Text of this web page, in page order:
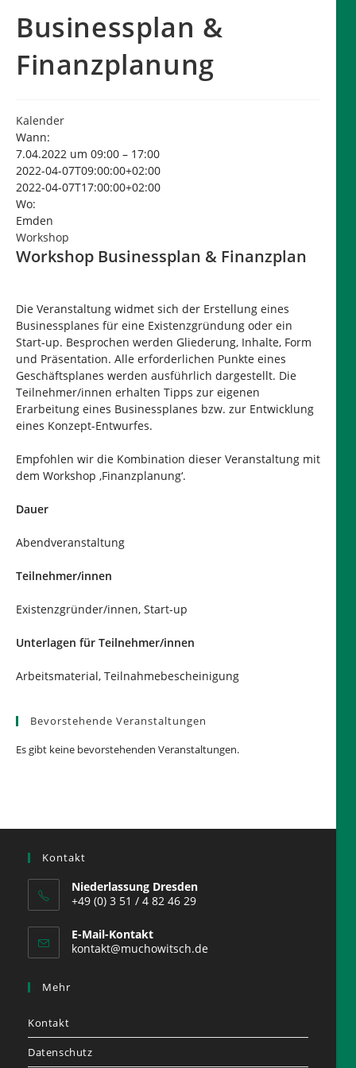
Businessplan &
Finanzplanung
Kalender
Wann:
7.04.2022 um 09:00 – 17:00
2022-04-07T09:00:00+02:00
2022-04-07T17:00:00+02:00
Wo:
Emden
Workshop
Workshop Businessplan & Finanzplan
Die Veranstaltung widmet sich der Erstellung eines
Businessplanes für eine Existenzgründung oder ein
Start-up. Besprochen werden Gliederung, Inhalte, Form
und Präsentation. Alle erforderlichen Punkte eines
Geschäftsplanes werden ausführlich dargestellt. Die
Teilnehmer/innen erhalten Tipps zur eigenen
Erarbeitung eines Businessplanes bzw. zur Entwicklung
eines Konzept-Entwurfes.
Empfohlen wir die Kombination dieser Veranstaltung mit
dem Workshop ‚Finanzplanung‘.
Dauer
Abendveranstaltung
Teilnehmer/innen
Existenzgründer/innen, Start-up
Unterlagen für Teilnehmer/innen
Arbeitsmaterial, Teilnahmebescheinigung
Bevorstehende Veranstaltungen
Es gibt keine bevorstehenden Veranstaltungen.
Kontakt
Niederlassung Dresden
+49 (0) 3 51 / 4 82 46 29
E-Mail-Kontakt
kontakt@muchowitsch.de
Mehr
Kontakt
Datenschutz